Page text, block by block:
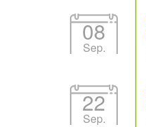
Office 365
08
Sep.
22
Sep.